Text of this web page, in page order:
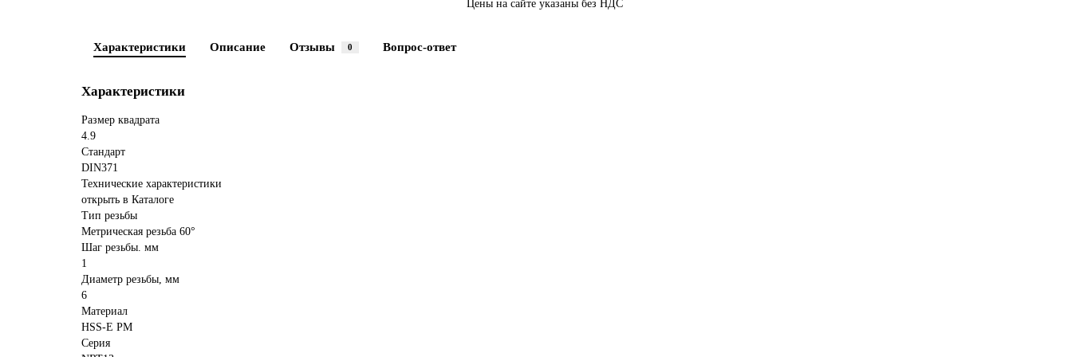
Цены на сайте указаны без НДС
Характеристики Описание Отзывы 0 Вопрос-ответ
Характеристики
Размер квадрата
4.9
Стандарт
DIN371
Технические характеристики
открыть в Каталоге
Тип резьбы
Метрическая резьба 60°
Шаг резьбы. мм
1
Диаметр резьбы, мм
6
Материал
HSS-E PM
Серия